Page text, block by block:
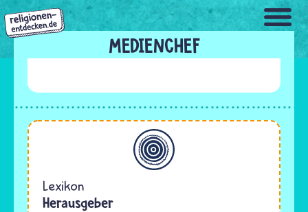
Direkt
zum
Inhalt
MEDIENCHEF
Allgemein
Lexikon
Herausgeber